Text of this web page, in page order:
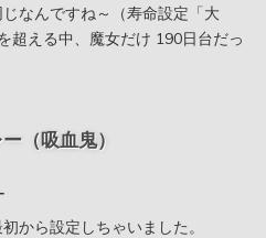
なんですね～（寿命設定「大
超える中、魔女だけ 190日台だっ
（吸血鬼）
から設定しちゃいました。